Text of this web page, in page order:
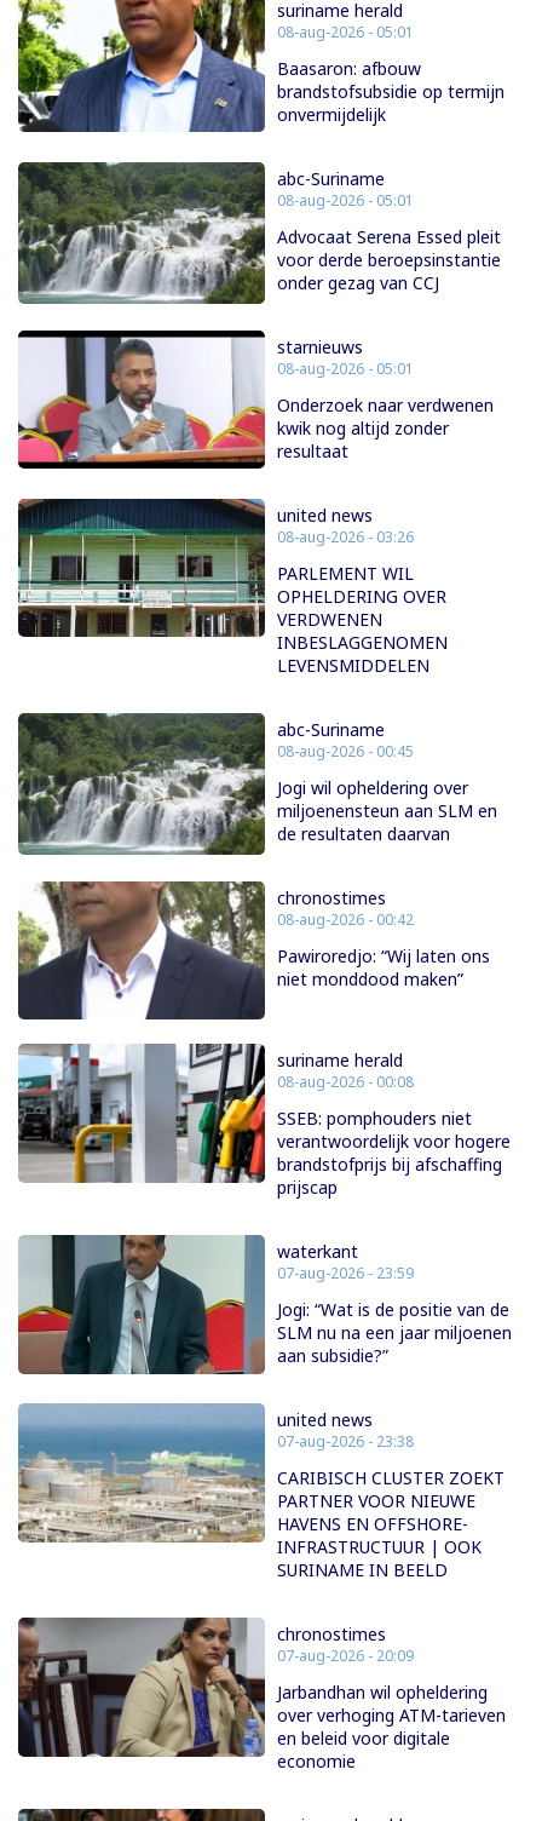
suriname herald
08-aug-2026 - 05:01
Baasaron: afbouw
brandstofsubsidie op termijn
onvermijdelijk
abc-Suriname
08-aug-2026 - 05:01
Advocaat Serena Essed pleit
voor derde beroepsinstantie
onder gezag van CCJ
starnieuws
08-aug-2026 - 05:01
Onderzoek naar verdwenen
kwik nog altijd zonder
resultaat
united news
08-aug-2026 - 03:26
PARLEMENT WIL
OPHELDERING OVER
VERDWENEN
INBESLAGGENOMEN
LEVENSMIDDELEN
abc-Suriname
08-aug-2026 - 00:45
Jogi wil opheldering over
miljoenensteun aan SLM en
de resultaten daarvan
chronostimes
08-aug-2026 - 00:42
Pawiroredjo: “Wij laten ons
niet monddood maken”
suriname herald
08-aug-2026 - 00:08
SSEB: pomphouders niet
verantwoordelijk voor hogere
brandstofprijs bij afschaffing
prijscap
waterkant
07-aug-2026 - 23:59
Jogi: “Wat is de positie van de
SLM nu na een jaar miljoenen
aan subsidie?”
united news
07-aug-2026 - 23:38
CARIBISCH CLUSTER ZOEKT
PARTNER VOOR NIEUWE
HAVENS EN OFFSHORE-
INFRASTRUCTUUR | OOK
SURINAME IN BEELD
chronostimes
07-aug-2026 - 20:09
Jarbandhan wil opheldering
over verhoging ATM-tarieven
en beleid voor digitale
economie